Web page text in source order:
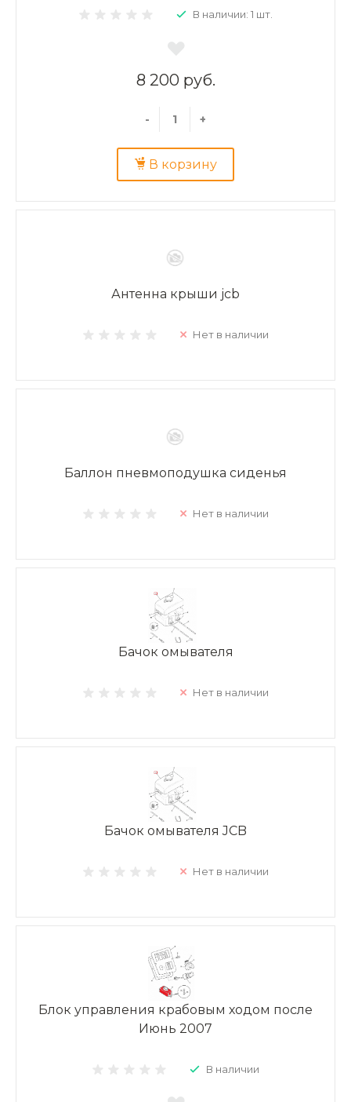
В наличии: 1 шт.
8 200 руб.
- +
В корзину
Антенна крыши jcb
Нет в наличии
Баллон пневмоподушка сиденья
Нет в наличии
Бачок омывателя
Нет в наличии
Бачок омывателя JCB
Нет в наличии
Блок управления крабовым ходом после
Июнь 2007
В наличии